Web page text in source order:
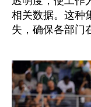
相关数据。这种
失，确保各部门